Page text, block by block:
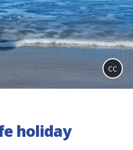
CC
holiday